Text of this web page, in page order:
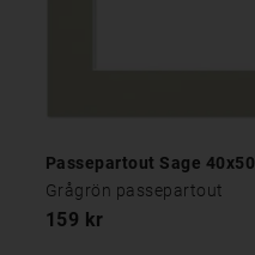
Passepartout Sage 40x50
Grågrön passepartout
159 kr